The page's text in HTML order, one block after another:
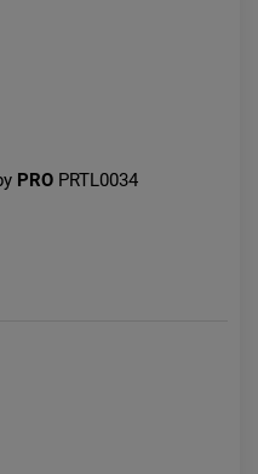
PRO PRTL0034